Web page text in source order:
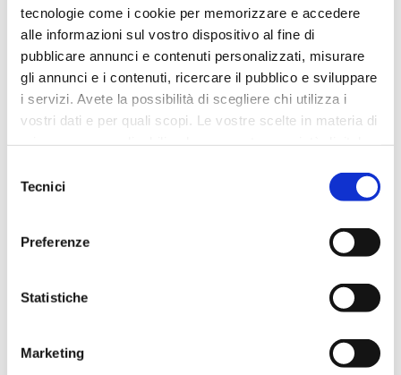
tecnologie come i cookie per memorizzare e accedere
alle informazioni sul vostro dispositivo al fine di
pubblicare annunci e contenuti personalizzati, misurare
gli annunci e i contenuti, ricercare il pubblico e sviluppare
i servizi. Avete la possibilità di scegliere chi utilizza i
vostri dati e per quali scopi. Le vostre scelte in materia di
modificare o revocare il proprio consenso in qualsiasi
momento dalla Dichiarazione sui cookie o facendo clic
raccogliere informazioni sulla tua posizione
geografica, con un'approssimazione di qualche
Identificare il tuo dispositivo, scansionandolo
delTecnici
Preferenze
Statistiche
Marketing
COOKIE POLICY